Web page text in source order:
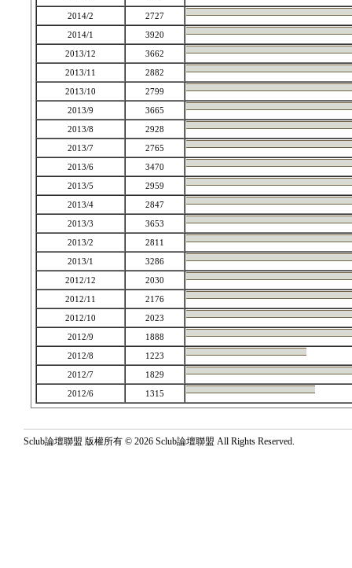
2014/2
2727
2014/1
3920
2013/12
3662
2013/11
2882
2013/10
2799
2013/9
3665
2013/8
2928
2013/7
2765
2013/6
3470
2013/5
2959
2013/4
2847
2013/3
3653
2013/2
2811
2013/1
3286
2012/12
2030
2012/11
2176
2012/10
2023
2012/9
1888
2012/8
1223
2012/7
1829
2012/6
1315
Sclub論壇聯盟 版權所有 © 2026 Sclub論壇聯盟 All Rights Reserved.